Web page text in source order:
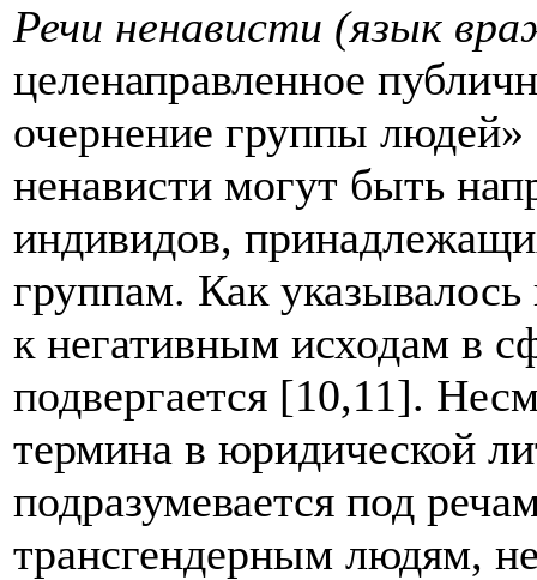
Речи ненависти (язык
целенаправленное
очернение группы
ненависти могут быть
индивидов,
группам. Как
к негативным исходам в
подвергается [10,11].
термина в юридической
подразумевается под
трансгендерным людям,